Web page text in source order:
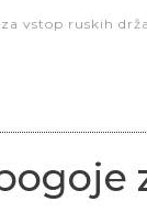
vstop ruskih